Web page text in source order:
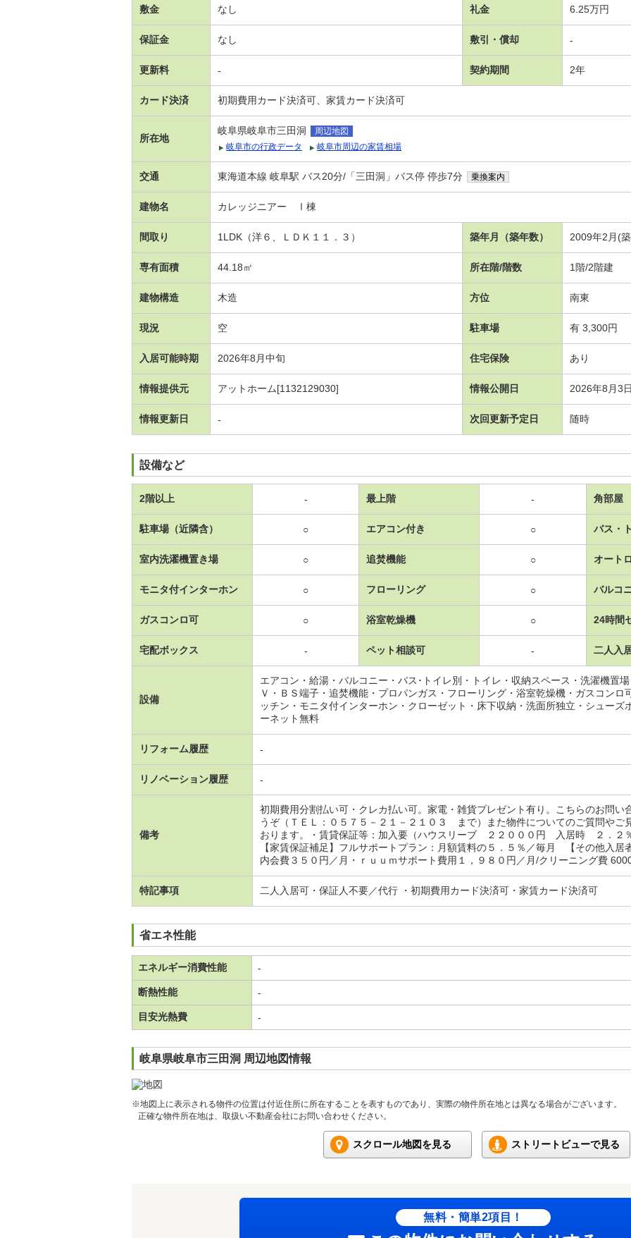
敷金 なし 礼金 6.25万円
保証金 なし 敷引・償却 -
更新料 - 契約期間 2年
カード決済 初期費用カード決済可、家賃カード決済可
所在地
岐阜県岐阜市三田洞
周辺地図
岐阜市の行政データ
岐阜市周辺の家賃相場
交通 東海道本線 岐阜駅 バス20分/「三田洞」バス停 停歩7分 乗換案内
建物名 カレッジニアー Ⅰ棟
間取り 1LDK（洋６、ＬＤＫ１１．３） 築年月（築年数） 2009年2月(
専有面積 44.18㎡ 所在階/階数 1階/2階建
建物構造 木造 方位 南東
現況 空 駐車場 有 3,300円
入居可能時期 2026年8月中旬 住宅保険 あり
情報提供元 アットホーム[1132129030] 情報公開日 2026年8月3日
情報更新日 - 次回更新予定日 随時
設備など
2階以上 - 最上階 - 角部屋
駐車場（近隣含） ○ エアコン付き ○ バス・
室内洗濯機置き場 ○ 追焚機能 ○ オート
モニタ付インターホン ○ フローリング ○ バルコ
ガスコンロ可 ○ 浴室乾燥機 ○ 24時間
宅配ボックス - ペット相談可 - 二人入
設備
エアコン・給湯・バルコニー・バス･トイレ別・トイレ・収納スペース・洗濯機置
Ｖ・ＢＳ端子・追焚機能・プロパンガス・フローリング・浴室乾燥機・ガスコンロ
ッチン・モニタ付インターホン・クローゼット・床下収納・洗面所独立・シューズ
ーネット無料
リフォーム履歴 -
リノベーション履歴 -
備考
初期費用分割払い可・クレカ払い可。家電・雑貨プレゼント有り。こちらのお問い
うぞ（ＴＥＬ：０５７５－２１－２１０３ まで）また物件についてのご質問やご
おります。・賃貸保証等：加入要（ハウスリーブ ２２０００円 入居時 ２．
【家賃保証補足】フルサポートプラン：月額賃料の５．５％／毎月 【その他入居
内会費３５０円／月・ｒｕｕｍサポート費用１，９８０円／月/クリーニング費
特記事項 二人入居可・保証人不要／代行 ・初期費用カード決済可・家賃カード決済可
省エネ性能
エネルギー消費性能 -
断熱性能 -
目安光熱費 -
岐阜県岐阜市三田洞 周辺地図情報
※地図上に表示される物件の位置は付近住所に所在することを表すものであり、実際の物件所在地とは異なる場合がございます。
正確な物件所在地は、取扱い不動産会社にお問い合わせください。
スクロール地図を見る ストリートビューで見る
無料・簡単2項目！